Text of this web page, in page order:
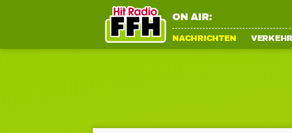
ON AIR:
NACHRICHTEN VERKEHR